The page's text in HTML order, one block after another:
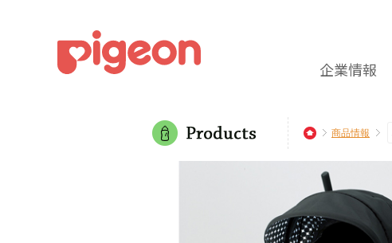
企業情報
商品情報